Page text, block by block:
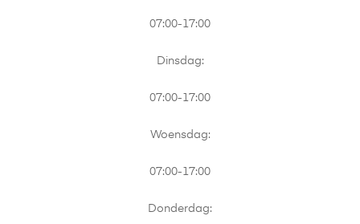
07:00-17:00
Dinsdag:
07:00-17:00
Woensdag:
07:00-17:00
Donderdag: